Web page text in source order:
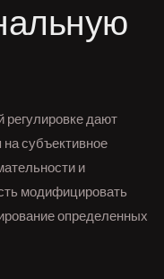
дают
субъективное
и
модифицировать
определенных